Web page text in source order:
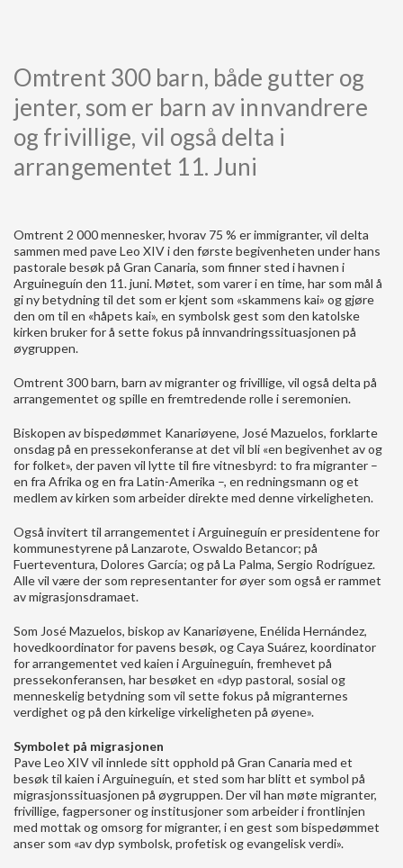
Omtrent 300 barn, både gutter og
jenter, som er barn av innvandrere
og frivillige, vil også delta i
arrangementet 11. Juni
Omtrent 2 000 mennesker, hvorav 75 % er immigranter, vil delta
sammen med pave Leo XIV i den første begivenheten under hans
pastorale besøk på Gran Canaria, som finner sted i havnen i
Arguineguín den 11. juni. Møtet, som varer i en time, har som mål å
gi ny betydning til det som er kjent som «skammens kai» og gjøre
den om til en «håpets kai», en symbolsk gest som den katolske
kirken bruker for å sette fokus på innvandringssituasjonen på
øygruppen.
Omtrent 300 barn, barn av migranter og frivillige, vil også delta på
arrangementet og spille en fremtredende rolle i seremonien.
Biskopen av bispedømmet Kanariøyene, José Mazuelos, forklarte
onsdag på en pressekonferanse at det vil bli «en begivenhet av og
for folket», der paven vil lytte til fire vitnesbyrd: to fra migranter –
en fra Afrika og en fra Latin-Amerika –, en redningsmann og et
medlem av kirken som arbeider direkte med denne virkeligheten.
Også invitert til arrangementet i Arguineguín er presidentene for
kommunestyrene på Lanzarote, Oswaldo Betancor; på
Fuerteventura, Dolores García; og på La Palma, Sergio Rodríguez.
Alle vil være der som representanter for øyer som også er rammet
av migrasjonsdramaet.
Som José Mazuelos, biskop av Kanariøyene, Enélida Hernández,
hovedkoordinator for pavens besøk, og Caya Suárez, koordinator
for arrangementet ved kaien i Arguineguín, fremhevet på
pressekonferansen, har besøket en «dyp pastoral, sosial og
menneskelig betydning som vil sette fokus på migranternes
verdighet og på den kirkelige virkeligheten på øyene».
Symbolet på migrasjonen
Pave Leo XIV vil innlede sitt opphold på Gran Canaria med et
besøk til kaien i Arguineguín, et sted som har blitt et symbol på
migrasjonssituasjonen på øygruppen. Der vil han møte migranter,
frivillige, fagpersoner og institusjoner som arbeider i frontlinjen
med mottak og omsorg for migranter, i en gest som bispedømmet
anser som «av dyp symbolsk, profetisk og evangelisk verdi».